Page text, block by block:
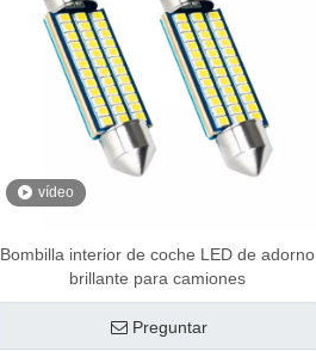
vídeo
Bombilla interior de coche LED de adorno
brillante para camiones
Preguntar